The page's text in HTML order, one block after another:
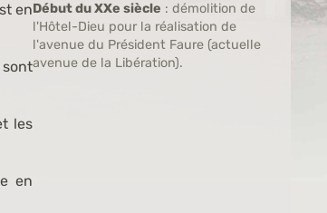
en
les
en
Début du XXe siècle : démolition de
l'Hôtel-Dieu pour la réalisation de
l'avenue du Président Faure (actuelle
avenue de la Libération).